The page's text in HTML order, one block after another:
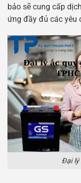
bảo sẽ cung cấp
ứng đầy đủ các yêu
Đại lý